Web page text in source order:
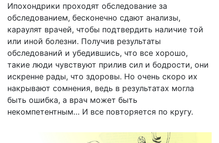
Ипохондрики проходят обследование за
обследованием, бесконечно сдают анализы,
караулят врачей, чтобы подтвердить наличие той
или иной болезни. Получив результаты
обследований и убедившись, что все хорошо,
такие люди чувствуют прилив сил и бодрости, они
искренне рады, что здоровы. Но очень скоро их
накрывают сомнения, ведь в результатах могла
быть ошибка, а врач может быть
некомпетентным… И все повторяется по кругу.